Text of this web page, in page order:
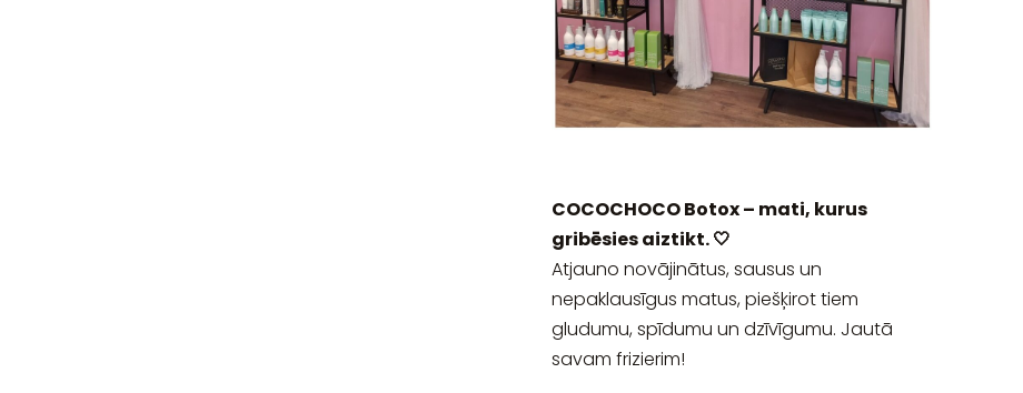
COCOCHOCO Botox – mati, kurus
gribēsies aiztikt. 🤍
Atjauno novājinātus, sausus un
nepaklausīgus matus, piešķirot tiem
gludumu, spīdumu un dzīvīgumu. Jautā
savam frizierim!